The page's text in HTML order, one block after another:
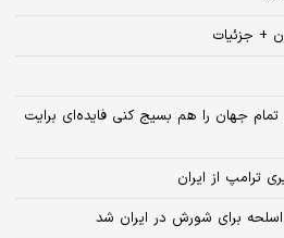
+ جزئیات
جهان را هم بسیج کنی فایده‌ای برایت
ترامپ از ایران
اسلحه برای شورش در ایران شد